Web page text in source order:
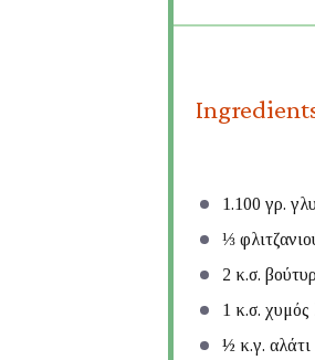
1.100 γρ.
⅓
2 κ.σ.
1 κ.σ. χυμός
½ κ.γ. αλάτι